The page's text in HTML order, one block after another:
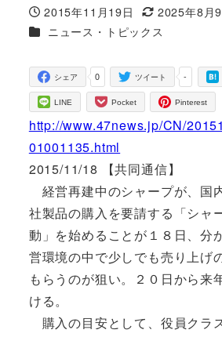
投稿日
2015年11月19日
更新日
2025年8月
カテゴリー
ニュース・トピックス
0
シェア -
ツイート
LINE Pocket Pinterest
http://www.47news.jp/CN/
01001135.html
2015/11/18 【共同通信】
経営再建中のシャープが、国
社製品の購入を要請する「シャ
動」を始めることが１８日、分
営環境の中で少しでも売り上げ
もらうのが狙い。２０日から来
ける。
購入の目安として、役員クラ